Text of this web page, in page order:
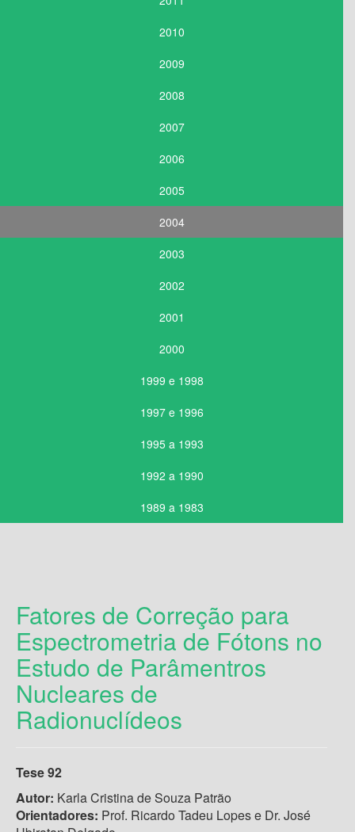
2010
2009
2008
2007
2006
2005
2004
2003
2002
2001
2000
1999 e 1998
1997 e 1996
1995 a 1993
1992 a 1990
1989 a 1983
Fatores de Correção para
Espectrometria de Fótons no
Estudo de Parâmentros
Nucleares de
Radionuclídeos
Tese 92
Autor: Karla Cristina de Souza Patrão
Orientadores: Prof. Ricardo Tadeu Lopes e Dr. José